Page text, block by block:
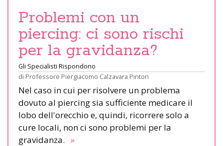
Problemi con un
piercing: ci sono rischi
per la gravidanza?
Gli Specialisti Rispondono
di Professore Piergiacomo Calzavara Pinton
Nel caso in cui per risolvere un problema
dovuto al piercing sia sufficiente medicare il
lobo dell'orecchio e, quindi, ricorrere solo a
cure locali, non ci sono problemi per la
gravidanza. »